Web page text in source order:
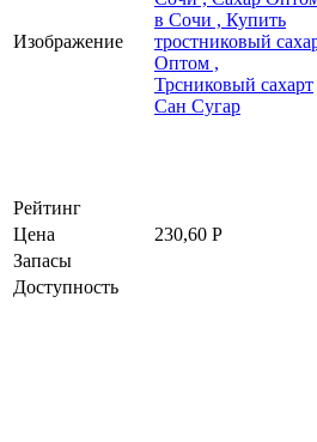
Изображение
Рейтинг
Цена
230,60 Р
Запасы
Доступность